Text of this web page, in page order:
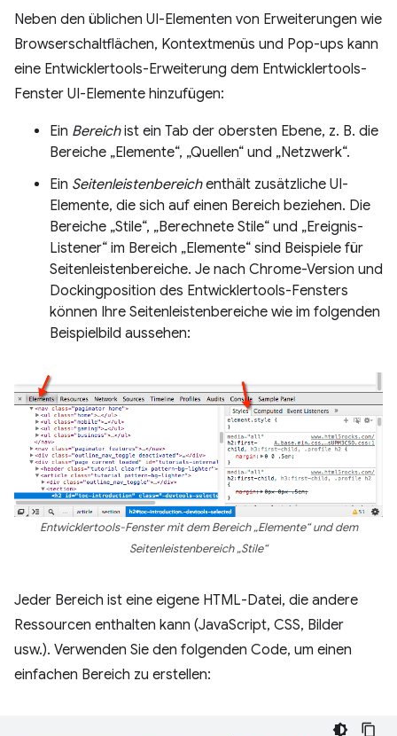
Neben den üblichen UI-Elementen von Erweiterungen wie
Browserschaltflächen, Kontextmenüs und Pop-ups kann
eine Entwicklertools-Erweiterung dem Entwicklertools-
Fenster UI-Elemente hinzufügen:
Ein Bereichist ein Tab der obersten Ebene, z. B. die
Bereiche „Elemente“, „Quellen“ und „Netzwerk“.
Ein Seitenleistenbereichenthält zusätzliche UI-
Elemente, die sich auf einen Bereich beziehen. Die
Bereiche „Stile“, „Berechnete Stile“ und „Ereignis-
Listener“ im Bereich „Elemente“ sind Beispiele für
Seitenleistenbereiche. Je nach Chrome-Version und
Dockingposition des Entwicklertools-Fensters
können Ihre Seitenleistenbereiche wie im folgenden
Beispielbild aussehen:
Entwicklertools-Fenster mit dem Bereich „Elemente“ und dem
Seitenleistenbereich „Stile“
Jeder Bereich ist eine eigene HTML-Datei, die andere
Ressourcen enthalten kann (JavaScript, CSS, Bilder
usw.). Verwenden Sie den folgenden Code, um einen
einfachen Bereich zu erstellen: